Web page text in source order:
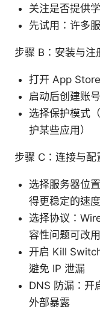
关注是否提供
先试用：许多
步骤 B：安装与注
打开 App
启动后创建账
选择保护模式
护某些应用）
步骤 C：连接与配
选择服务器位
得更稳定的速度
选择协议：
容性问题可改
开启 Kill
避免 IP 泄漏
DNS 防漏：开
外部暴露